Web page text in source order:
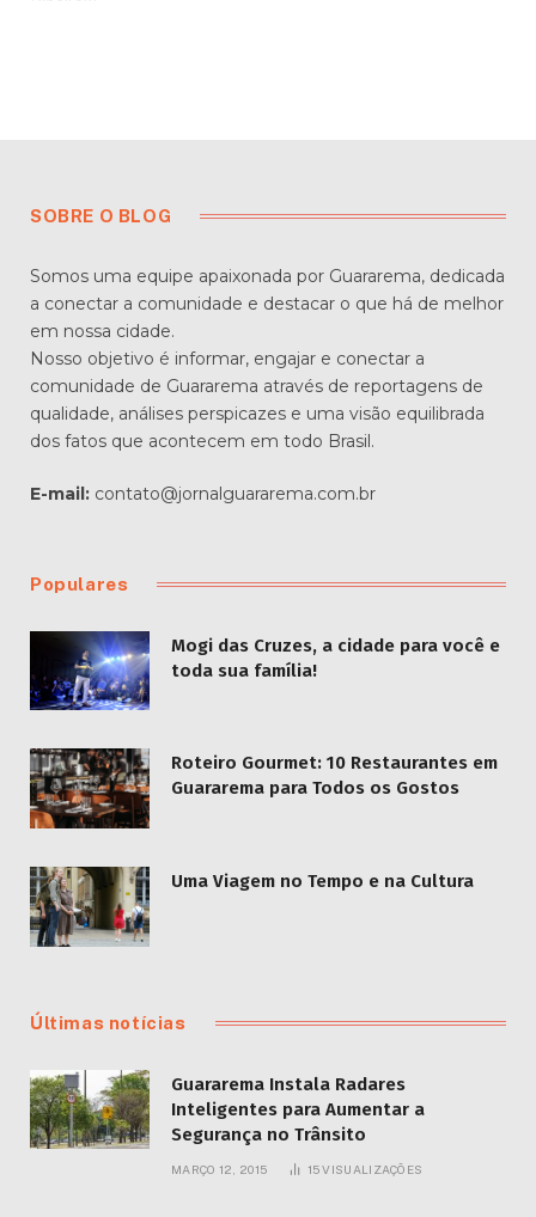
SOBRE O BLOG
Somos uma equipe apaixonada por Guararema, dedicada
a conectar a comunidade e destacar o que há de melhor
em nossa cidade.
Nosso objetivo é informar, engajar e conectar a
comunidade de Guararema através de reportagens de
qualidade, análises perspicazes e uma visão equilibrada
dos fatos que acontecem em todo Brasil.
E-mail: contato@jornalguararema.com.br
Populares
Mogi das Cruzes, a cidade para você e
toda sua família!
Roteiro Gourmet: 10 Restaurantes em
Guararema para Todos os Gostos
Uma Viagem no Tempo e na Cultura
Últimas notícias
Guararema Instala Radares
Inteligentes para Aumentar a
Segurança no Trânsito
MARÇO 12, 2015 15VISUALIZAÇÕES